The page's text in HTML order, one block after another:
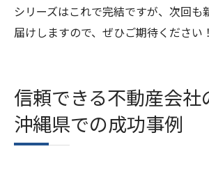
シリーズはこれで完結ですが、次回も
届けしますので、ぜひご期待ください！
信頼できる不動産会社
沖縄県での成功事例